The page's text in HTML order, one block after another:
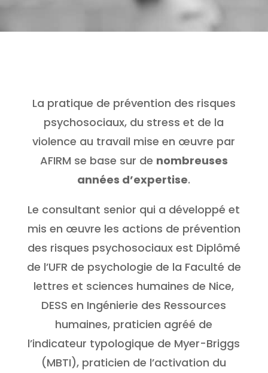
La pratique de prévention des risques
psychosociaux, du stress et de la
violence au travail mise en œuvre par
AFIRM se base sur de nombreuses
années d’expertise.
Le consultant senior qui a développé et
mis en œuvre les actions de prévention
des risques psychosociaux est Diplômé
de l’UFR de psychologie de la Faculté de
lettres et sciences humaines de Nice,
DESS en Ingénierie des Ressources
humaines, praticien agréé de
l’indicateur typologique de Myer-Briggs
(MBTI), praticien de l’activation du